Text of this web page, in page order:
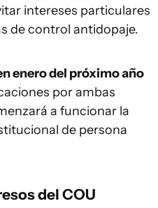
intereses particulares
de control antidopaje.
enero del próximo año
por ambas
a funcionar la
de persona
del COU